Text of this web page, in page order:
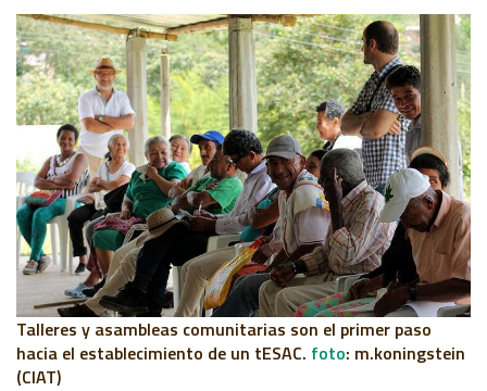
Talleres y asambleas comunitarias son el primer paso
hacia el establecimiento de un tESAC. foto: m.koningstein
(CIAT)